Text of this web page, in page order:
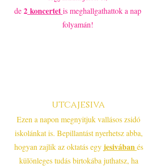
de2koncertet is meghallgathattok a nap
folyamán!
utcajesiva
Ezen a napon megnyitjuk vallásos zsidó
iskolánkat is. Bepillantást nyerhetsz abba,
hogyan zajlik az oktatás egy jesivábanés
különleges tudás birtokába juthatsz, ha